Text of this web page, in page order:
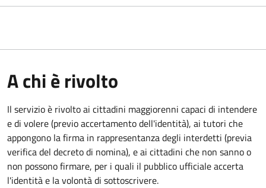
A chi è rivolto
Il servizio è rivolto ai cittadini maggiorenni capaci di intendere
e di volere (previo accertamento dell'identità), ai tutori che
appongono la firma in rappresentanza degli interdetti (previa
verifica del decreto di nomina), e ai cittadini che non sanno o
non possono firmare, per i quali il pubblico ufficiale accerta
l'identità e la volontà di sottoscrivere.